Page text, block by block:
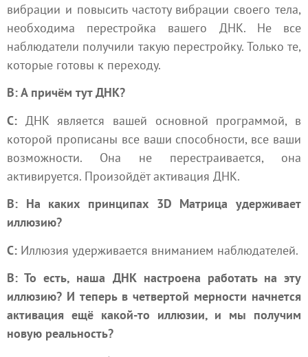
вибрации и повысить частоту вибрации своего тела,
необходима перестройка вашего ДНК. Не все
наблюдатели получили такую перестройку. Только те,
которые готовы к переходу.
В: А причём тут ДНК?
С: ДНК является вашей основной программой, в
которой прописаны все ваши способности, все ваши
возможности. Она не перестраивается, она
активируется. Произойдёт активация ДНК.
В: На каких принципах 3D Матрица удерживает
иллюзию?
С: Иллюзия удерживается вниманием наблюдателей.
В: То есть, наша ДНК настроена работать на эту
иллюзию? И теперь в четвертой мерности начнется
активация ещё какой-то иллюзии, и мы получим
новую реальность?